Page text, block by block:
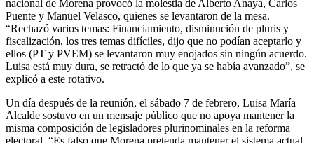
nacional de Morena provocó la molestia de Alberto Anaya, Carlos
Puente y Manuel Velasco, quienes se levantaron de la mesa.
“Rechazó varios temas: Financiamiento, disminución de pluris y
fiscalización, los tres temas difíciles, dijo que no podían aceptarlo y
ellos (PT y PVEM) se levantaron muy enojados sin ningún acuerdo.
Luisa está muy dura, se retractó de lo que ya se había avanzado”, se
explicó a este rotativo.
Un día después de la reunión, el sábado 7 de febrero, Luisa María
Alcalde sostuvo en un mensaje público que no apoya mantener la
misma composición de legisladores plurinominales en la reforma
electoral. “Es falso que Morena pretenda mantener el sistema actual